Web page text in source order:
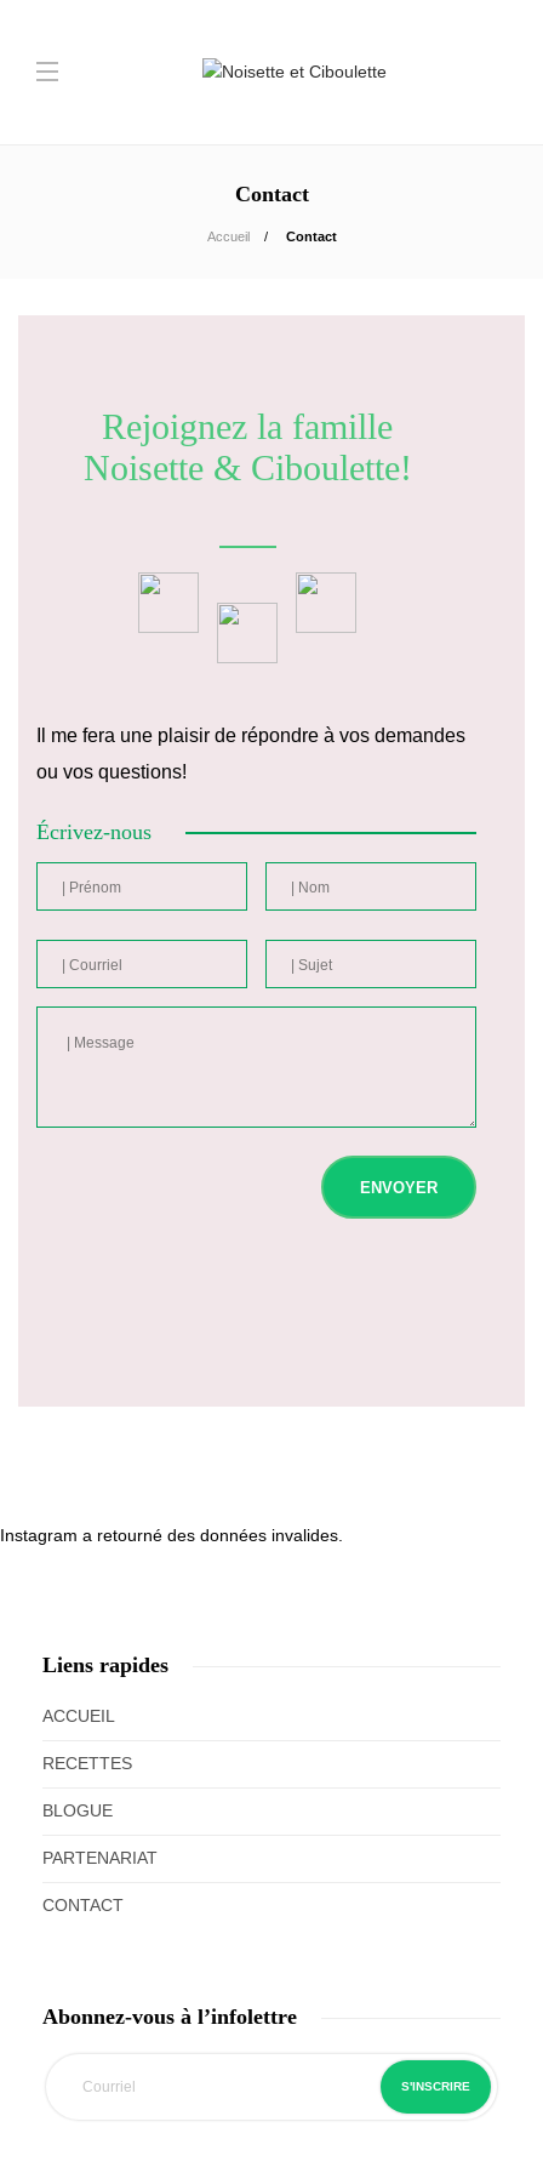
Contact
Accueil Contact
Rejoignez la famille
Noisette & Ciboulette!
Il me fera une plaisir de répondre à vos demandes
ou vos questions!
Écrivez-nous
Instagram a retourné des données invalides.
Liens rapides
ACCUEIL
RECETTES
BLOGUE
PARTENARIAT
CONTACT
Abonnez-vous à l’infolettre